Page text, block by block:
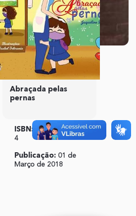
bar
ISBN:
978-85-8009-242-
4
Publicação:01 de
Março de 2018
Abraçada pelas
pernas